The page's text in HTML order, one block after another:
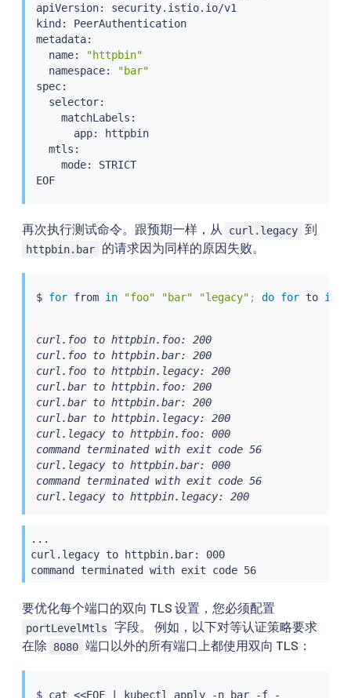
apiVersion: security.istio.io/v1
kind: PeerAuthentication
metadata:
  name:
"httpbin"
  namespace:
"bar"
spec:
  selector:
    matchLabels:
      app: httpbin
  mtls:
    mode: STRICT
EOF
再次执行测试命令。跟预期一样，从 curl.legacy 到
httpbin.bar 的请求因为同样的原因失败。
$ for from in "foo" "bar" "legacy" ; do for to in
curl.foo to httpbin.foo: 200
curl.foo to httpbin.bar: 200
curl.foo to httpbin.legacy: 200
curl.bar to httpbin.foo: 200
curl.bar to httpbin.bar: 200
curl.bar to httpbin.legacy: 200
curl.legacy to httpbin.foo: 000
command terminated with exit code 56
curl.legacy to httpbin.bar: 000
command terminated with exit code 56
curl.legacy to httpbin.legacy: 200
...
curl.legacy to httpbin.bar: 000
command terminated with exit code 56
要优化每个端口的双向 TLS 设置，您必须配置
portLevelMtls
字段。 例如，以下对等认证策略要求
在除
8080 端口以外的所有端口上都使用双向 TLS：
$ cat <<EOF kubectl apply -n bar -f -